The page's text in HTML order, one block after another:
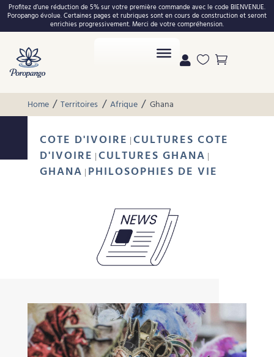
Profitez d’une réduction de 5% sur votre première commande avec le code BIENVENUE.
Poropango évolue. Certaines pages et rubriques sont en cours de construction et seront
enrichies progressivement. Merci de votre compréhension.
  
Home / Territoires / Afrique / Ghana
COTE D'IVOIRE |CULTURES COTE
D'IVOIRE |CULTURES GHANA |
GHANA | PHILOSOPHIES DE VIE